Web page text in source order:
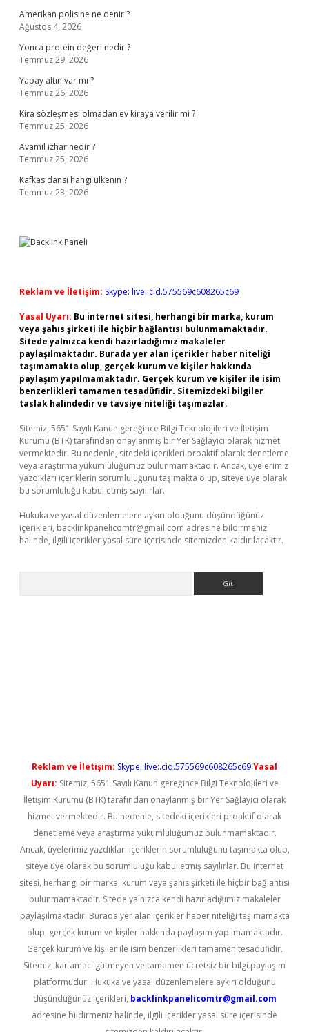
Amerikan polisine ne denir ?
Ağustos 4, 2026
Yonca protein değeri nedir ?
Temmuz 29, 2026
Yapay altın var mı ?
Temmuz 26, 2026
Kira sözleşmesi olmadan ev kiraya verilir mi ?
Temmuz 25, 2026
Avamil izhar nedir ?
Temmuz 25, 2026
Kafkas dansı hangi ülkenin ?
Temmuz 23, 2026
Reklam ve İletişim: Skype: live:.cid.575569c608265c69
Yasal Uyarı: Bu internet sitesi, herhangi bir marka, kurum
veya şahıs şirketi ile hiçbir bağlantısı bulunmamaktadır.
Sitede yalnızca kendi hazırladığımız makaleler
paylaşılmaktadır. Burada yer alan içerikler haber niteliği
taşımamakta olup, gerçek kurum ve kişiler hakkında
paylaşım yapılmamaktadır. Gerçek kurum ve kişiler ile isim
benzerlikleri tamamen tesadüfidir. Sitemizdeki bilgiler
taslak halindedir ve tavsiye niteliği taşımazlar.
Sitemiz, 5651 Sayılı Kanun gereğince Bilgi Teknolojileri ve İletişim
Kurumu (BTK) tarafından onaylanmış bir Yer Sağlayıcı olarak hizmet
vermektedir. Bu nedenle, sitedeki içerikleri proaktif olarak denetleme
veya araştırma yükümlülüğümüz bulunmamaktadır. Ancak, üyelerimiz
yazdıkları içeriklerin sorumluluğunu taşımakta olup, siteye üye olarak
bu sorumluluğu kabul etmiş sayılırlar.
Hukuka ve yasal düzenlemelere aykırı olduğunu düşündüğünüz
içerikleri, backlinkpanelicomtr@gmail.com adresine bildirmeniz
halinde, ilgili içerikler yasal süre içerisinde sitemizden kaldırılacaktır.
Reklam ve İletişim: Skype: live:.cid.575569c608265c69Yasal
Uyarı: Sitemiz, 5651 Sayılı Kanun gereğince Bilgi Teknolojileri ve
İletişim Kurumu (BTK) tarafından onaylanmış bir Yer Sağlayıcı olarak
hizmet vermektedir. Bu nedenle, sitedeki içerikleri proaktif olarak
denetleme veya araştırma yükümlülüğümüz bulunmamaktadır.
Ancak, üyelerimiz yazdıkları içeriklerin sorumluluğunu taşımakta olup,
siteye üye olarak bu sorumluluğu kabul etmiş sayılırlar. Bu internet
sitesi, herhangi bir marka, kurum veya şahıs şirketi ile hiçbir bağlantısı
bulunmamaktadır. Sitede yalnızca kendi hazırladığımız makaleler
paylaşılmaktadır. Burada yer alan içerikler haber niteliği taşımamakta
olup, gerçek kurum ve kişiler hakkında paylaşım yapılmamaktadır.
Gerçek kurum ve kişiler ile isim benzerlikleri tamamen tesadüfidir.
Sitemiz, kar amacı gütmeyen ve tamamen ücretsiz bir bilgi paylaşım
platformudur. Hukuka ve yasal düzenlemelere aykırı olduğunu
düşündüğünüz içerikleri, backlinkpanelicomtr@gmail.com
adresine bildirmeniz halinde, ilgili içerikler yasal süre içerisinde